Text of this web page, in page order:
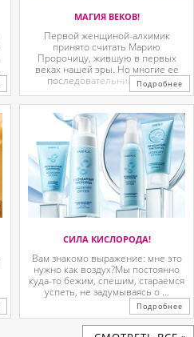
МАГИЯ ВЕКОВ!
Первой женщиной-алхимик
принято считать Марию
Пророчицу, жившую в первых
веках нашей эры. Но многие ее
последовательницы так ...
Подробнее
СИЛА КИСЛОРОДА!
Вам знакомо выражение: мне это
нужно как воздух?Мы постоянно
куда-то бежим, спешим, стараемся
успеть, не задумываясь о ...
Подробнее